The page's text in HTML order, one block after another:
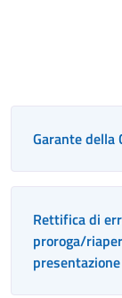
Garante della
Rettifica di
proroga/